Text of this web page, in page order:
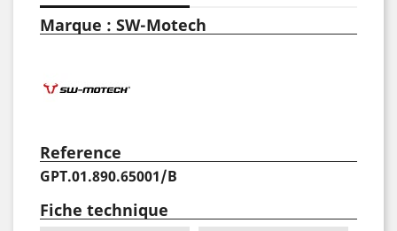
Marque : SW-Motech
Reference
GPT.01.890.65001/B
Fiche technique